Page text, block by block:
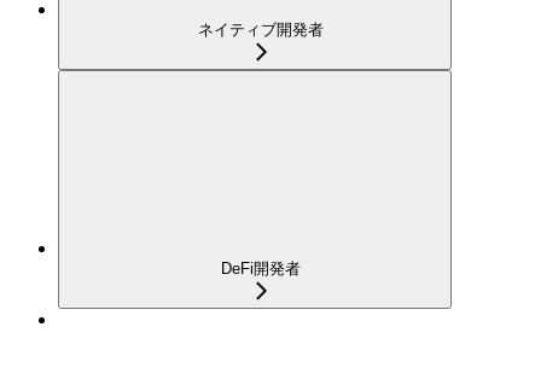
ネイティブ開発者
DeFi開発者